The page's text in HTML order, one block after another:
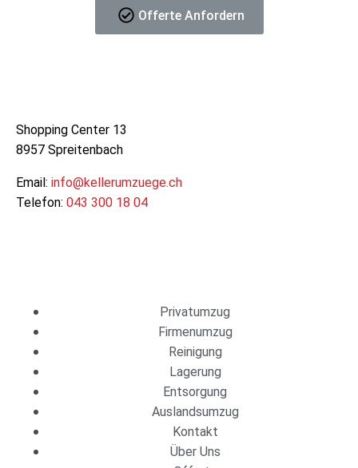
Offerte Anfordern
Shopping Center 13
8957 Spreitenbach
Email: info@kellerumzuege.ch
Telefon: 043 300 18 04
Privatumzug
Firmenumzug
Reinigung
Lagerung
Entsorgung
Auslandsumzug
Kontakt
Über Uns